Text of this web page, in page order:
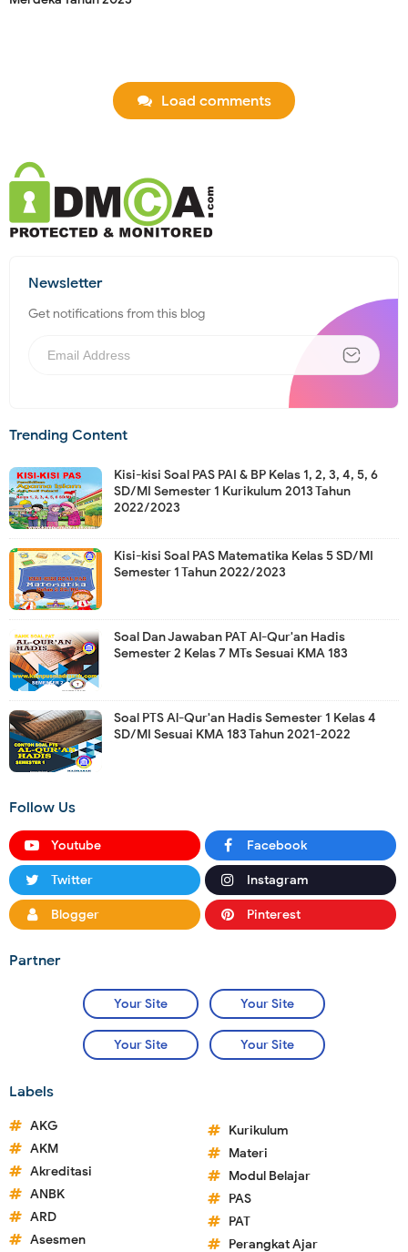
Load comments
Newsletter
Get notifications from this blog
Trending Content
Kisi-kisi Soal PAS PAI & BP Kelas 1, 2, 3, 4, 5, 6
SD/MI Semester 1 Kurikulum 2013 Tahun
2022/2023
Kisi-kisi Soal PAS Matematika Kelas 5 SD/MI
Semester 1 Tahun 2022/2023
Soal Dan Jawaban PAT Al-Qur'an Hadis
Semester 2 Kelas 7 MTs Sesuai KMA 183
Soal PTS Al-Qur'an Hadis Semester 1 Kelas 4
SD/MI Sesuai KMA 183 Tahun 2021-2022
Follow Us
Youtube Facebook
Twitter Instagram
Blogger Pinterest
Partner
Your Site Your Site
Your Site Your Site
Labels
AKG
AKM
Akreditasi
ANBK
ARD
Asesmen
Kurikulum
Materi
Modul Belajar
PAS
PAT
Perangkat Ajar